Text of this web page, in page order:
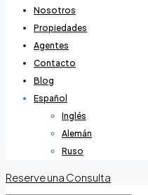
Nosotros
Propiedades
Agentes
Contacto
Blog
Español
Inglés
Alemán
Ruso
Reserve una Consulta